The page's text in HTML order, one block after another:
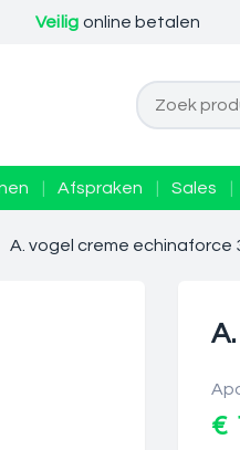
Veilig online betalen
Afspraken Sales
A. vogel creme echinaforce
€